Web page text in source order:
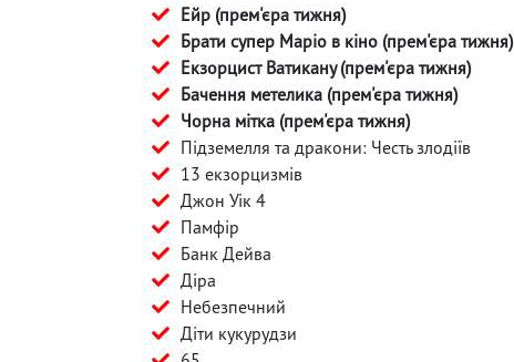
Ейр (прем'єра тижня)
Брати супер Маріо в кіно (прем'єра тижня)
Екзорцист Ватикану (прем'єра тижня)
Бачення метелика (прем'єра тижня)
Чорна мітка (прем'єра тижня)
Підземелля та дракони: Честь злодіїв
13 екзорцизмів
Джон Уік 4
Памфір
Банк Дейва
Діра
Небезпечний
Діти кукурудзи